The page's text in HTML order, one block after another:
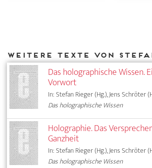
Das holographische Wissen.
Vorwort
In: Stefan Rieger (Hg.), Jens Schröter
Das holographische Wissen
Holographie. Das
Ganzheit
In: Stefan Rieger (Hg.), Jens Schröter
Das holographische Wissen